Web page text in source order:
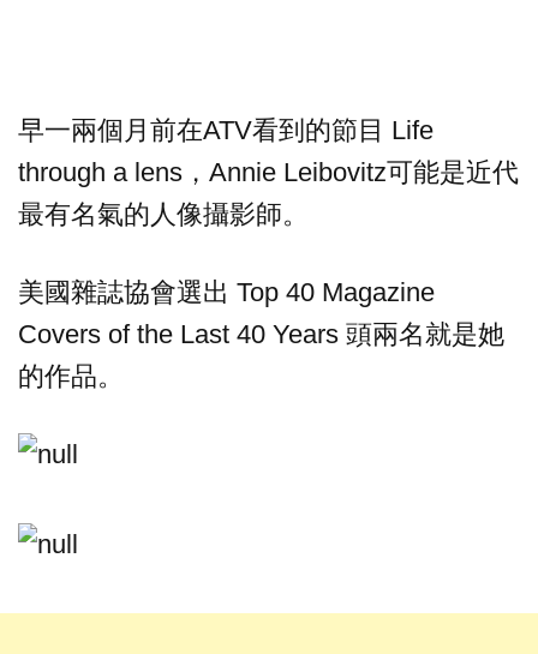
早一兩個月前在ATV看到的節目 Life
through a lens，Annie Leibovitz可能是近代
最有名氣的人像攝影師。
美國雜誌協會選出 Top 40 Magazine
Covers of the Last 40 Years 頭兩名就是她
的作品。